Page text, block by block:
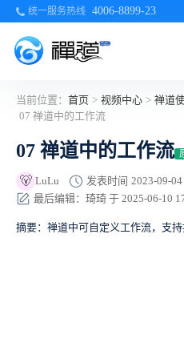
统一服务热线 4006-8899-23
当前位置： 首页 > 视频中心 > 禅道
07 禅道中的工作流
07 禅道中的工作流
🐻 LuLu 发表时间 2023-09-04
最后编辑：琦琦 于 2025-06-10
摘要：禅道中可自定义工作流，支持